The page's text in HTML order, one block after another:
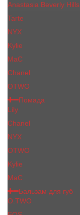
Anastasia Beverly Hills
Tarte
NYX
Kylie
MaC
Сhanеl
OTWO
Помада
Lily
Chanel
NYX
OTWO
Kylie
МаС
Бальзам для губ
O.TWO